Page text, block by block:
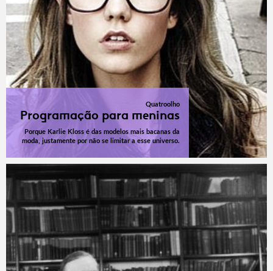
Quatroolho
Programação para meninas
Porque Karlie Kloss é das modelos mais bacanas da
moda, justamente por não se limitar a esse universo.